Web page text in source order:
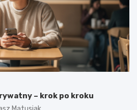
– krok po kroku